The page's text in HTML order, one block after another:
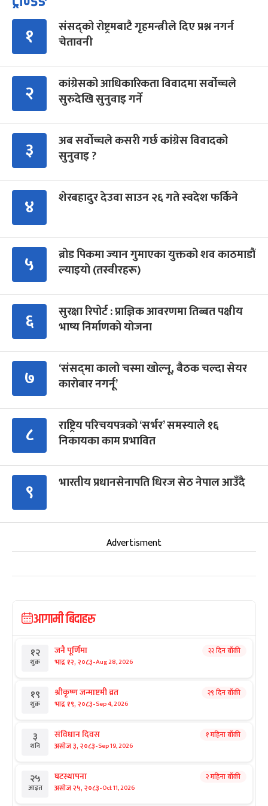
१
संसद्को रोष्ट्रमबाटै गृहमन्त्रीले दिए प्रश्न नगर्न
चेतावनी
२
कांग्रेसको आधिकारिकता विवादमा सर्वोच्चले
सुरुदेखि सुनुवाइ गर्ने
३
अब सर्वोच्चले कसरी गर्छ कांग्रेस विवादको
सुनुवाइ ?
४ शेरबहादुर देउवा साउन २६ गते स्वदेश फर्किने
५
ब्रोड पिकमा ज्यान गुमाएका युक्तको शव काठमाडौं
ल्याइयो (तस्वीरहरू)
६
सुरक्षा रिपोर्ट : प्राज्ञिक आवरणमा तिब्बत पक्षीय
भाष्य निर्माणको योजना
७
‘संसद्‍मा कालो चस्मा खोल्नू, बैठक चल्दा सेयर
कारोबार नगर्नू’
८
राष्ट्रिय परिचयपत्रको ‘सर्भर’ समस्याले १६
निकायका काम प्रभावित
९ भारतीय प्रधानसेनापति धिरज सेठ नेपाल आउँदै
Advertisment
आगामी बिदाहरु
१२
शुक्र
जनै पूर्णिमा
भाद्र १२, २०८३-Aug 28, 2026
२२ दिन बाँकी
१९
शुक्र
श्रीकृष्ण जन्माष्टमी व्रत
भाद्र १९, २०८३-Sep 4, 2026
२९ दिन बाँकी
३
शनि
संविधान दिवस
असोज ३, २०८३-Sep 19, 2026
१ महिना बाँकी
२५
आइत
घटस्थापना
असोज २५, २०८३-Oct 11, 2026
२ महिना बाँकी